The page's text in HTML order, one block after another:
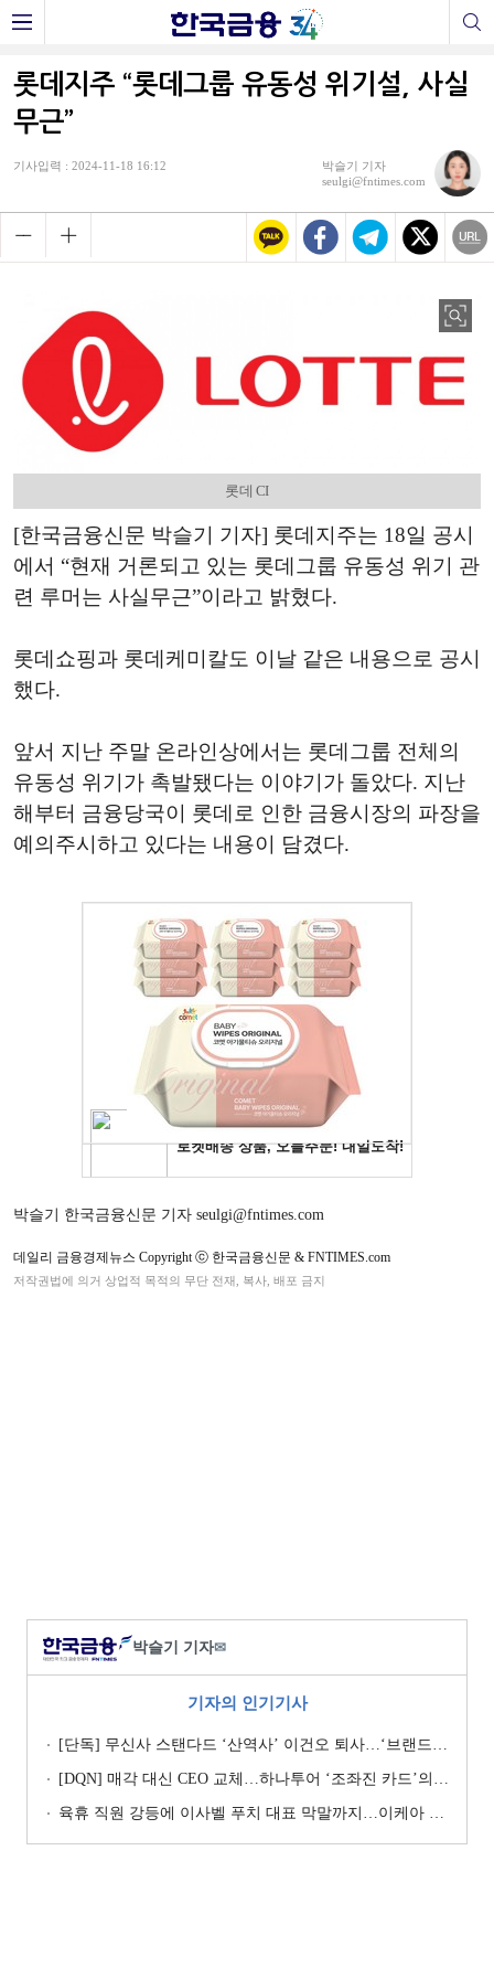
롯데지주 “롯데그룹 유동성 위기설, 사실
무근”
기사입력 : 2024-11-18 16:12
박슬기 기자
seulgi@fntimes.com
롯데 CI
[한국금융신문 박슬기 기자] 롯데지주는 18일 공시
에서 “현재 거론되고 있는 롯데그룹 유동성 위기 관
련 루머는 사실무근”이라고 밝혔다.
롯데쇼핑과 롯데케미칼도 이날 같은 내용으로 공시
했다.
앞서 지난 주말 온라인상에서는 롯데그룹 전체의
유동성 위기가 촉발됐다는 이야기가 돌았다. 지난
해부터 금융당국이 롯데로 인한 금융시장의 파장을
예의주시하고 있다는 내용이 담겼다.
박슬기 한국금융신문 기자 seulgi@fntimes.com
데일리 금융경제뉴스 Copyright ⓒ 한국금융신문 & FNTIMES.com
저작권법에 의거 상업적 목적의 무단 전재, 복사, 배포 금지
박슬기 기자✉
기자의 인기기사
[단독] 무신사 스탠다드 ‘산역사’ 이건오 퇴사…‘브랜드 정체성’ 전환점 맞나
[DQN] 매각 대신 CEO 교체…하나투어 ‘조좌진 카드’의 속내 [Z-스코어 기업가치 바로보기]
육휴 직원 강등에 이사벨 푸치 대표 막말까지…이케아 코리아“사실과 달라”